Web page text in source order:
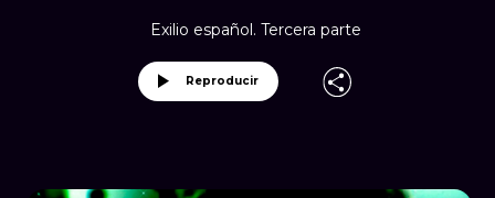
Exilio español. Tercera parte
Reproducir